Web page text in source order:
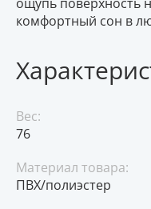
комфортный сон в
Вес:
76
Материал товара:
ПВХ/полиэстер